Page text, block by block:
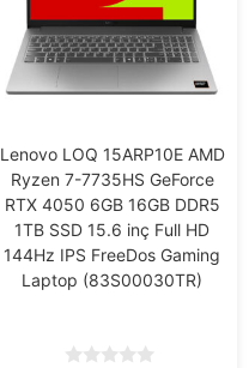
Lenovo LOQ 15ARP10E AMD
Ryzen 7-7735HS GeForce
RTX 4050 6GB 16GB DDR5
1TB SSD 15.6 inç Full HD
144Hz IPS FreeDos Gaming
Laptop (83S00030TR)